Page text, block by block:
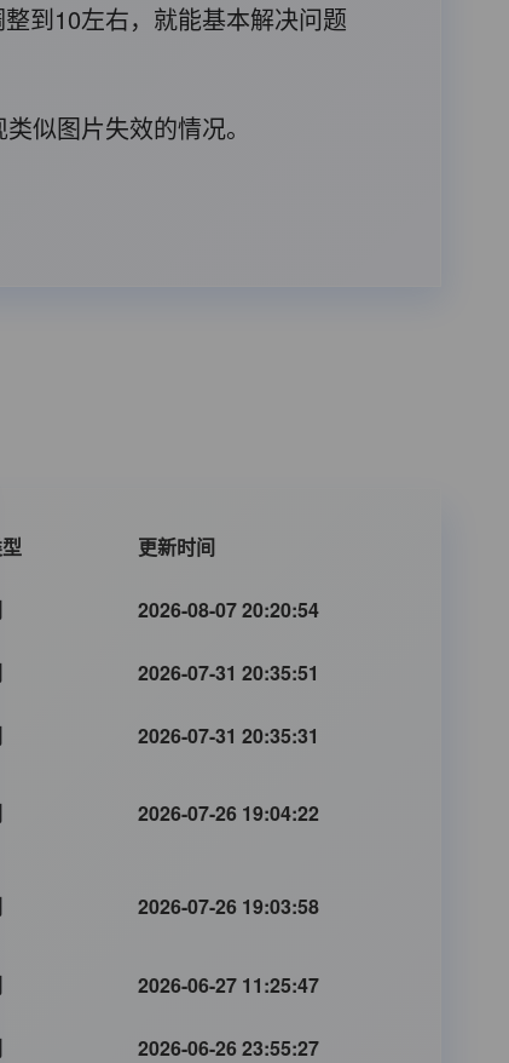
到10左右，就能基本解决问题
似图片失效的情况。
型 更新时间
2026-08-07 20:20:54
2026-07-31 20:35:51
2026-07-31 20:35:31
2026-07-26 19:04:22
2026-07-26 19:03:58
2026-06-27 11:25:47
2026-06-26 23:55:27